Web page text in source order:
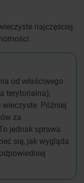
najczęściej
od właściwego
terytorialna),
Później
za
jednak sprawa
się, jak wygląda